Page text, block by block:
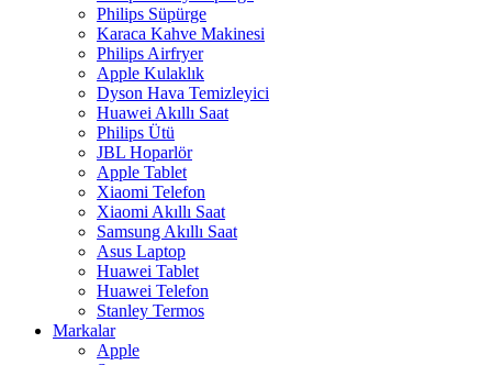
Philips Süpürge
Karaca Kahve Makinesi
Philips Airfryer
Apple Kulaklık
Dyson Hava Temizleyici
Huawei Akıllı Saat
Philips Ütü
JBL Hoparlör
Apple Tablet
Xiaomi Telefon
Xiaomi Akıllı Saat
Samsung Akıllı Saat
Asus Laptop
Huawei Tablet
Huawei Telefon
Stanley Termos
Markalar
Apple